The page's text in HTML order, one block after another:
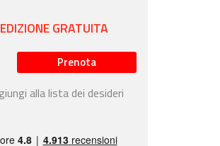
GRATUITA
Prenota
alla lista dei desideri